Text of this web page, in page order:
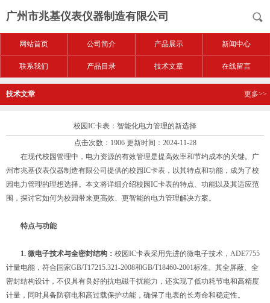
广州市兆基仪表仪器制造有限公司
网站首页 公司简介 产品展示 新闻中心
联系我们 产品目录 技术文章 在线留言
技术文章 更多>>
校园IC卡表：智能化电力管理的新选择
点击次数：1906 更新时间：2024-11-28
在现代校园管理中，电力资源的有效管理是提高效率和节约成本的关键。广
州市兆基仪表仪器制造有限公司提供的校园IC卡表，以其特点和功能，成为了校
园电力管理的理想选择。本文将详细介绍校园IC卡表的特点、功能以及其适应范
围，探讨它如何为校园带来更高效、更智能的电力管理解决方案。
特点与功能
1. 微电子技术与全密封结构： 校园IC卡表采用先进的微电子技术，ADE7755
计量电能，符合国家GB/T17215.321-2008和GB/T18460-2001标准。其全屏蔽、全
密封结构设计，不仅具有良好的抗电磁干扰能力，还实现了低功耗节电和高精度
计量，同时具备防窃电和高过载保护功能，确保了电表的长寿命和稳定性。